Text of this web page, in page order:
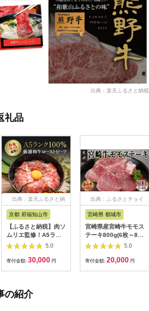
出典：楽天ふるさと納税
礼品
出典：楽天ふるさと納
京都 府福知山市
【ふるさと納税】肉ソ
ムリエ監修！A5ラン
ク厳選和牛ローストビ
ーフ(300g×2本・計
600g) ローストビーフ
せ市 【fc-AX001】
【肉のABCフーズ福
5.0
寄付金額: 30,000 円
出典：ふるさとチョイ
宮崎県 都城市
宮崎県産宮崎牛モモス
テーキ800g(6枚～8
枚)_AC-8915_(都城
市) 宮崎牛 モモステー
キ 霜降り あっさり 真
5.0
寄付金額: 20,000 円
の紹介